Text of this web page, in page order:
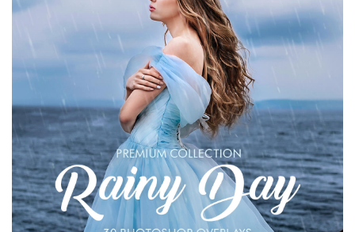
Please select
Free Photoshop Overlay
Small 800*533px
Rainy Day